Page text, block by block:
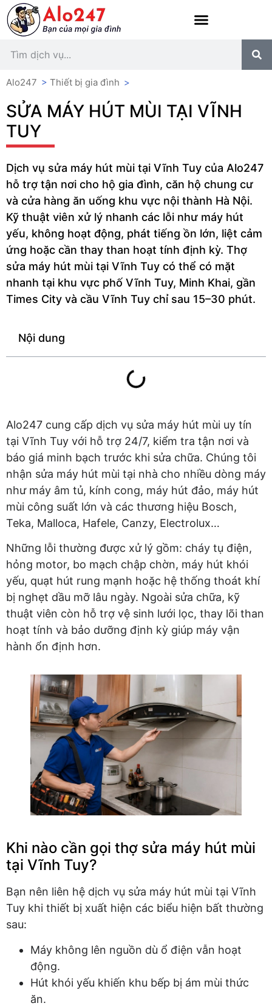
Alo247 > Thiết bị gia đình >
SỬA MÁY HÚT MÙI TẠI VĨNH
TUY
Dịch vụ sửa máy hút mùi tại Vĩnh Tuy của Alo247
hỗ trợ tận nơi cho hộ gia đình, căn hộ chung cư
và cửa hàng ăn uống khu vực nội thành Hà Nội.
Kỹ thuật viên xử lý nhanh các lỗi như máy hút
yếu, không hoạt động, phát tiếng ồn lớn, liệt cảm
ứng hoặc cần thay than hoạt tính định kỳ. Thợ
sửa máy hút mùi tại Vĩnh Tuy có thể có mặt
nhanh tại khu vực phố Vĩnh Tuy, Minh Khai, gần
Times City và cầu Vĩnh Tuy chỉ sau 15–30 phút.
Nội dung
Alo247 cung cấp dịch vụ sửa máy hút mùi uy tín
tại Vĩnh Tuy với hỗ trợ 24/7, kiểm tra tận nơi và
báo giá minh bạch trước khi sửa chữa. Chúng tôi
nhận sửa máy hút mùi tại nhà cho nhiều dòng máy
như máy âm tủ, kính cong, máy hút đảo, máy hút
mùi công suất lớn và các thương hiệu Bosch,
Teka, Malloca, Hafele, Canzy, Electrolux…
Những lỗi thường được xử lý gồm: cháy tụ điện,
hỏng motor, bo mạch chập chờn, máy hút khói
yếu, quạt hút rung mạnh hoặc hệ thống thoát khí
bị nghẹt dầu mỡ lâu ngày. Ngoài sửa chữa, kỹ
thuật viên còn hỗ trợ vệ sinh lưới lọc, thay lõi than
hoạt tính và bảo dưỡng định kỳ giúp máy vận
hành ổn định hơn.
Khi nào cần gọi thợ sửa máy hút mùi
tại Vĩnh Tuy?
Bạn nên liên hệ dịch vụ sửa máy hút mùi tại Vĩnh
Tuy khi thiết bị xuất hiện các biểu hiện bất thường
sau:
Máy không lên nguồn dù ổ điện vẫn hoạt
động.
Hút khói yếu khiến khu bếp bị ám mùi thức
ăn.